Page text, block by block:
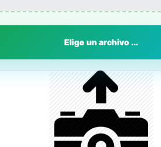
Elige un archivo ...